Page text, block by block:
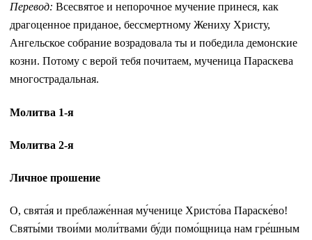
Перевод: Всесвятое и непорочное мучение принеся, как
драгоценное приданое, бессмертному Жениху Христу,
Ангельское собрание возрадовала ты и победила демонские
козни. Потому с верой тебя почитаем, мученица Параскева
многострадальная.
Молитва 1-я
Молитва 2-я
Личное прошение
О, свята́я и преблаже́нная му́ченице Христо́ва Параске́во!
Святы́ми твои́ми моли́твами бу́ди помо́щница нам гре́шным